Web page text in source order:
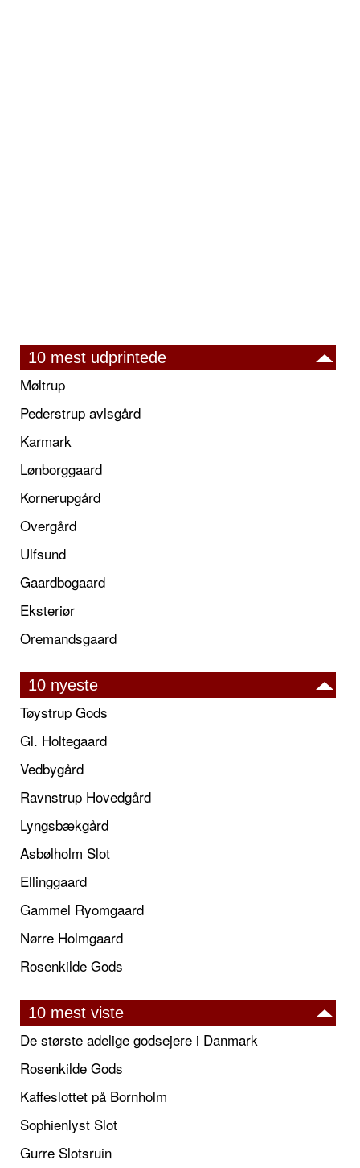
10 mest udprintede
Møltrup
Pederstrup avlsgård
Karmark
Lønborggaard
Kornerupgård
Overgård
Ulfsund
Gaardbogaard
Eksteriør
Oremandsgaard
10 nyeste
Tøystrup Gods
Gl. Holtegaard
Vedbygård
Ravnstrup Hovedgård
Lyngsbækgård
Asbølholm Slot
Ellinggaard
Gammel Ryomgaard
Nørre Holmgaard
Rosenkilde Gods
10 mest viste
De største adelige godsejere i Danmark
Rosenkilde Gods
Kaffeslottet på Bornholm
Sophienlyst Slot
Gurre Slotsruin